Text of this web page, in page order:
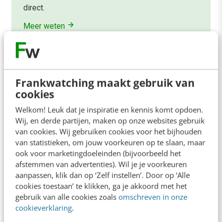
Frankwatching maakt gebruik van
cookies
Welkom! Leuk dat je inspiratie en kennis komt opdoen.
Wij, en derde partijen, maken op onze websites gebruik
van cookies. Wij gebruiken cookies voor het bijhouden
van statistieken, om jouw voorkeuren op te slaan, maar
ook voor marketingdoeleinden (bijvoorbeeld het
afstemmen van advertenties). Wil je je voorkeuren
aanpassen, klik dan op ‘Zelf instellen’. Door op ‘Alle
cookies toestaan’ te klikken, ga je akkoord met het
gebruik van alle cookies zoals omschreven in onze
cookieverklaring.
direct.
Meer weten
Contact Redactie
redactie@frankwatching.com
+31 30 200 1045
Tarieven
Meer contactopties
Frankwatching